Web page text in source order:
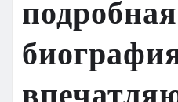
подробная